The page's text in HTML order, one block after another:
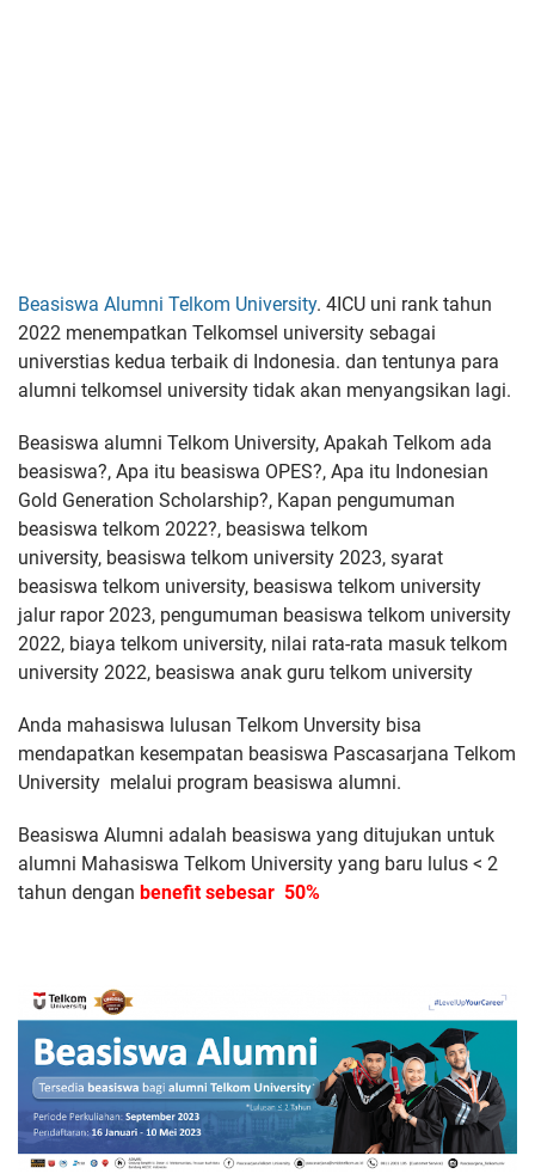
Beasiswa Alumni Telkom University. 4ICU uni rank tahun
2022 menempatkan Telkomsel university sebagai
universtias kedua terbaik di Indonesia. dan tentunya para
alumni telkomsel university tidak akan menyangsikan lagi.
Beasiswa alumni Telkom University, Apakah Telkom ada
beasiswa?, Apa itu beasiswa OPES?, Apa itu Indonesian
Gold Generation Scholarship?, Kapan pengumuman
beasiswa telkom 2022?, beasiswa telkom
university, beasiswa telkom university 2023, syarat
beasiswa telkom university, beasiswa telkom university
jalur rapor 2023, pengumuman beasiswa telkom university
2022, biaya telkom university, nilai rata-rata masuk telkom
university 2022, beasiswa anak guru telkom university
Anda mahasiswa lulusan Telkom Unversity bisa
mendapatkan kesempatan beasiswa Pascasarjana Telkom
University melalui program beasiswa alumni.
Beasiswa Alumni adalah beasiswa yang ditujukan untuk
alumni Mahasiswa Telkom University yang baru lulus < 2
tahun dengan benefit sebesar 50%